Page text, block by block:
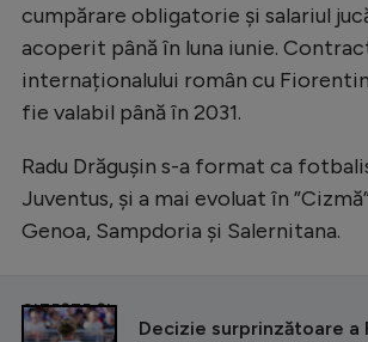
cumpărare obligatorie și salariul
acoperit până în luna iunie.
internaționalului român cu
fie valabil până în 2031.
Radu Drăgușin s-a format ca
Juventus, și a mai evoluat în
Genoa, Sampdoria și Salernitana.
CITEȘTE ȘI
Decizie surprinzătoare a